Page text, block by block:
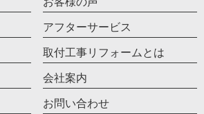
アフターサービス
取付工事リフォームとは
会社案内
お問い合わせ